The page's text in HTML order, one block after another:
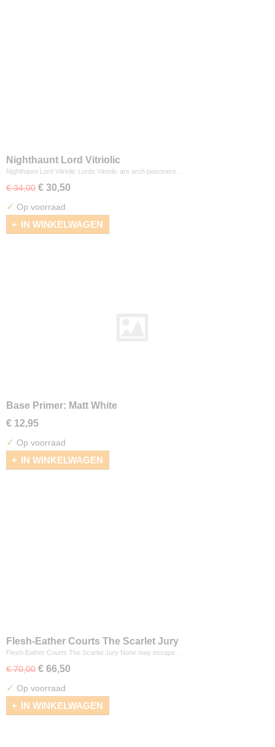
Nighthaunt Lord Vitriolic
Nighthaunt Lord Vitriolic Lords Vitriolic are arch poisoners…
€ 34,00 € 30,50
✓ Op voorraad
IN WINKELWAGEN
Base Primer: Matt White
€ 12,95
✓ Op voorraad
IN WINKELWAGEN
Flesh-Eather Courts The Scarlet Jury
Flesh-Eather Courts The Scarlet Jury None may escape…
€ 70,00 € 66,50
✓ Op voorraad
IN WINKELWAGEN